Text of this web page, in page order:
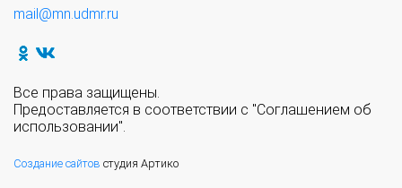
mail@mn.udmr.ru
Все права защищены.
Предоставляется в соответствии с "Соглашением об
использовании".
Создание сайтов студия Артико